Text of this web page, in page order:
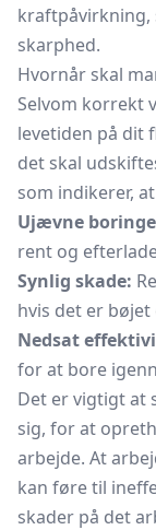
kraftpåvirkning,
skarphed.
Hvornår skal
Selvom korrekt
levetiden på dit
det skal
som indikerer,
Ujævne
rent og
Synlig skade:
hvis det er
Nedsat
for at bore
Det er vigtigt at
sig, for at
arbejde. At
kan føre til
skader på det